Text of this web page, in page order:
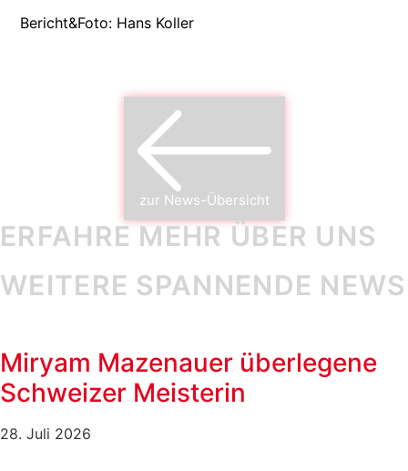
Bericht&Foto: Hans Koller
zur News-Übersicht
ERFAHRE MEHR ÜBER UNS
WEITERE SPANNENDE NEWS
Miryam Mazenauer überlegene
Schweizer Meisterin
28. Juli 2026